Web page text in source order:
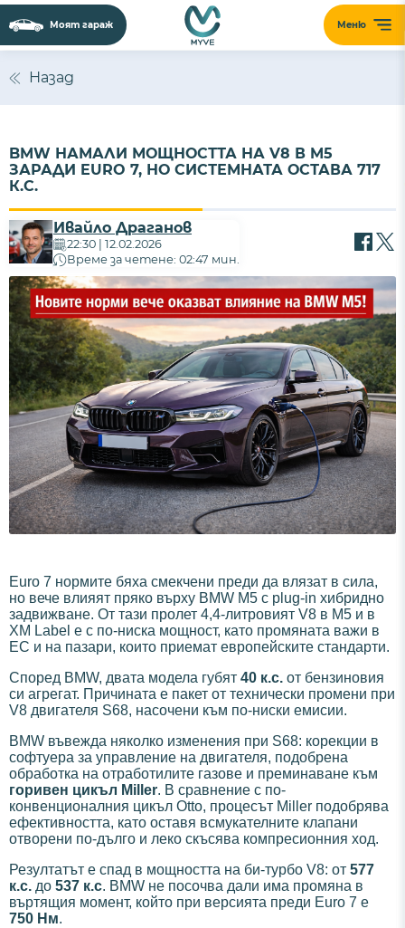
Меню
Моят гараж
Назад
BMW НАМАЛИ МОЩНОСТТА НА V8 В M5
ЗАРАДИ EURO 7, НО СИСТЕМНАТА ОСТАВА 717
К.С.
Ивайло Драганов
22:30 | 12.02.2026
Време за четене: 02:47 мин.
Euro 7 нормите бяха смекчени преди да влязат в сила,
но вече влияят пряко върху BMW M5 с plug-in хибридно
задвижване. От тази пролет 4,4-литровият V8 в M5 и в
XM Label е с по-ниска мощност, като промяната важи в
ЕС и на пазари, които приемат европейските стандарти.
Според BMW, двата модела губят 40 к.с. от бензиновия
си агрегат. Причината е пакет от технически промени при
V8 двигателя S68, насочени към по-ниски емисии.
BMW въвежда няколко изменения при S68: корекции в
софтуера за управление на двигателя, подобрена
обработка на отработилите газове и преминаване към
горивен цикъл Miller. В сравнение с по-
конвенционалния цикъл Otto, процесът Miller подобрява
ефективността, като оставя всмукателните клапани
отворени по-дълго и леко скъсява компресионния ход.
Резултатът е спад в мощността на би-турбо V8: от 577
к.с. до 537 к.с. BMW не посочва дали има промяна в
въртящия момент, който при версията преди Euro 7 е
750 Нм.